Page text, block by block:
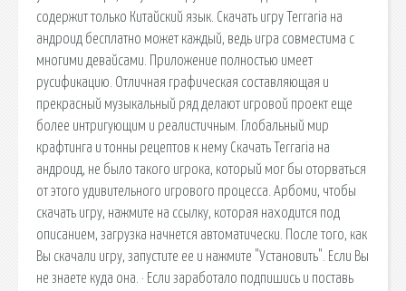
содержит только Китайский язык. Скачать игру Terraria на
андроид бесплатно может каждый, ведь игра совместима с
многими девайсами. Приложение полностью имеет
русификацию. Отличная графическая составляющая и
прекрасный музыкальный ряд делают игровой проект еще
более интригующим и реалистичным. Глобальный мир
крафтинга и тонны рецептов к нему Скачать Terraria на
андроид, не было такого игрока, который мог бы оторваться
от этого удивительного игрового процесса. Арбоми, чтобы
скачать игру, нажмите на ссылку, которая находится под
описанием, загрузка начнется автоматически. После того, как
Вы скачали игру, запустите ее и нажмите "Установить". Если Вы
не знаете куда она. · Если заработало подпишись и поставь